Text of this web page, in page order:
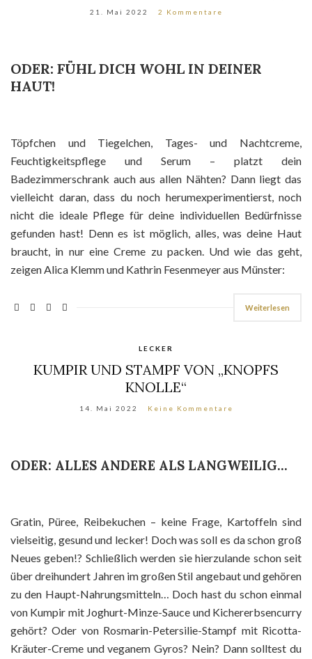
21. Mai 2022 2 Kommentare
ODER: FÜHL DICH WOHL IN DEINER
HAUT!
Töpfchen und Tiegelchen, Tages- und Nachtcreme,
Feuchtigkeitspflege und Serum – platzt dein
Badezimmerschrank auch aus allen Nähten? Dann liegt das
vielleicht daran, dass du noch herumexperimentierst, noch
nicht die ideale Pflege für deine individuellen Bedürfnisse
gefunden hast! Denn es ist möglich, alles, was deine Haut
braucht, in nur eine Creme zu packen. Und wie das geht,
zeigen Alica Klemm und Kathrin Fesenmeyer aus Münster:
Weiterlesen
LECKER
KUMPIR UND STAMPF VON „KNOPFS
KNOLLE“
14. Mai 2022 Keine Kommentare
ODER: ALLES ANDERE ALS LANGWEILIG…
Gratin, Püree, Reibekuchen – keine Frage, Kartoffeln sind
vielseitig, gesund und lecker! Doch was soll es da schon groß
Neues geben!? Schließlich werden sie hierzulande schon seit
über dreihundert Jahren im großen Stil angebaut und gehören
zu den Haupt-Nahrungsmitteln… Doch hast du schon einmal
von Kumpir mit Joghurt-Minze-Sauce und Kichererbsencurry
gehört? Oder von Rosmarin-Petersilie-Stampf mit Ricotta-
Kräuter-Creme und veganem Gyros? Nein? Dann solltest du